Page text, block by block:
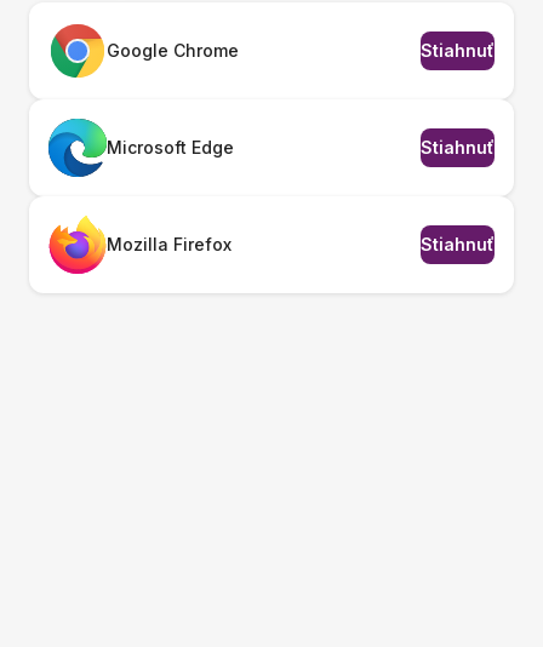
Google Chrome Stiahnuť
Microsoft Edge Stiahnuť
Mozilla Firefox Stiahnuť